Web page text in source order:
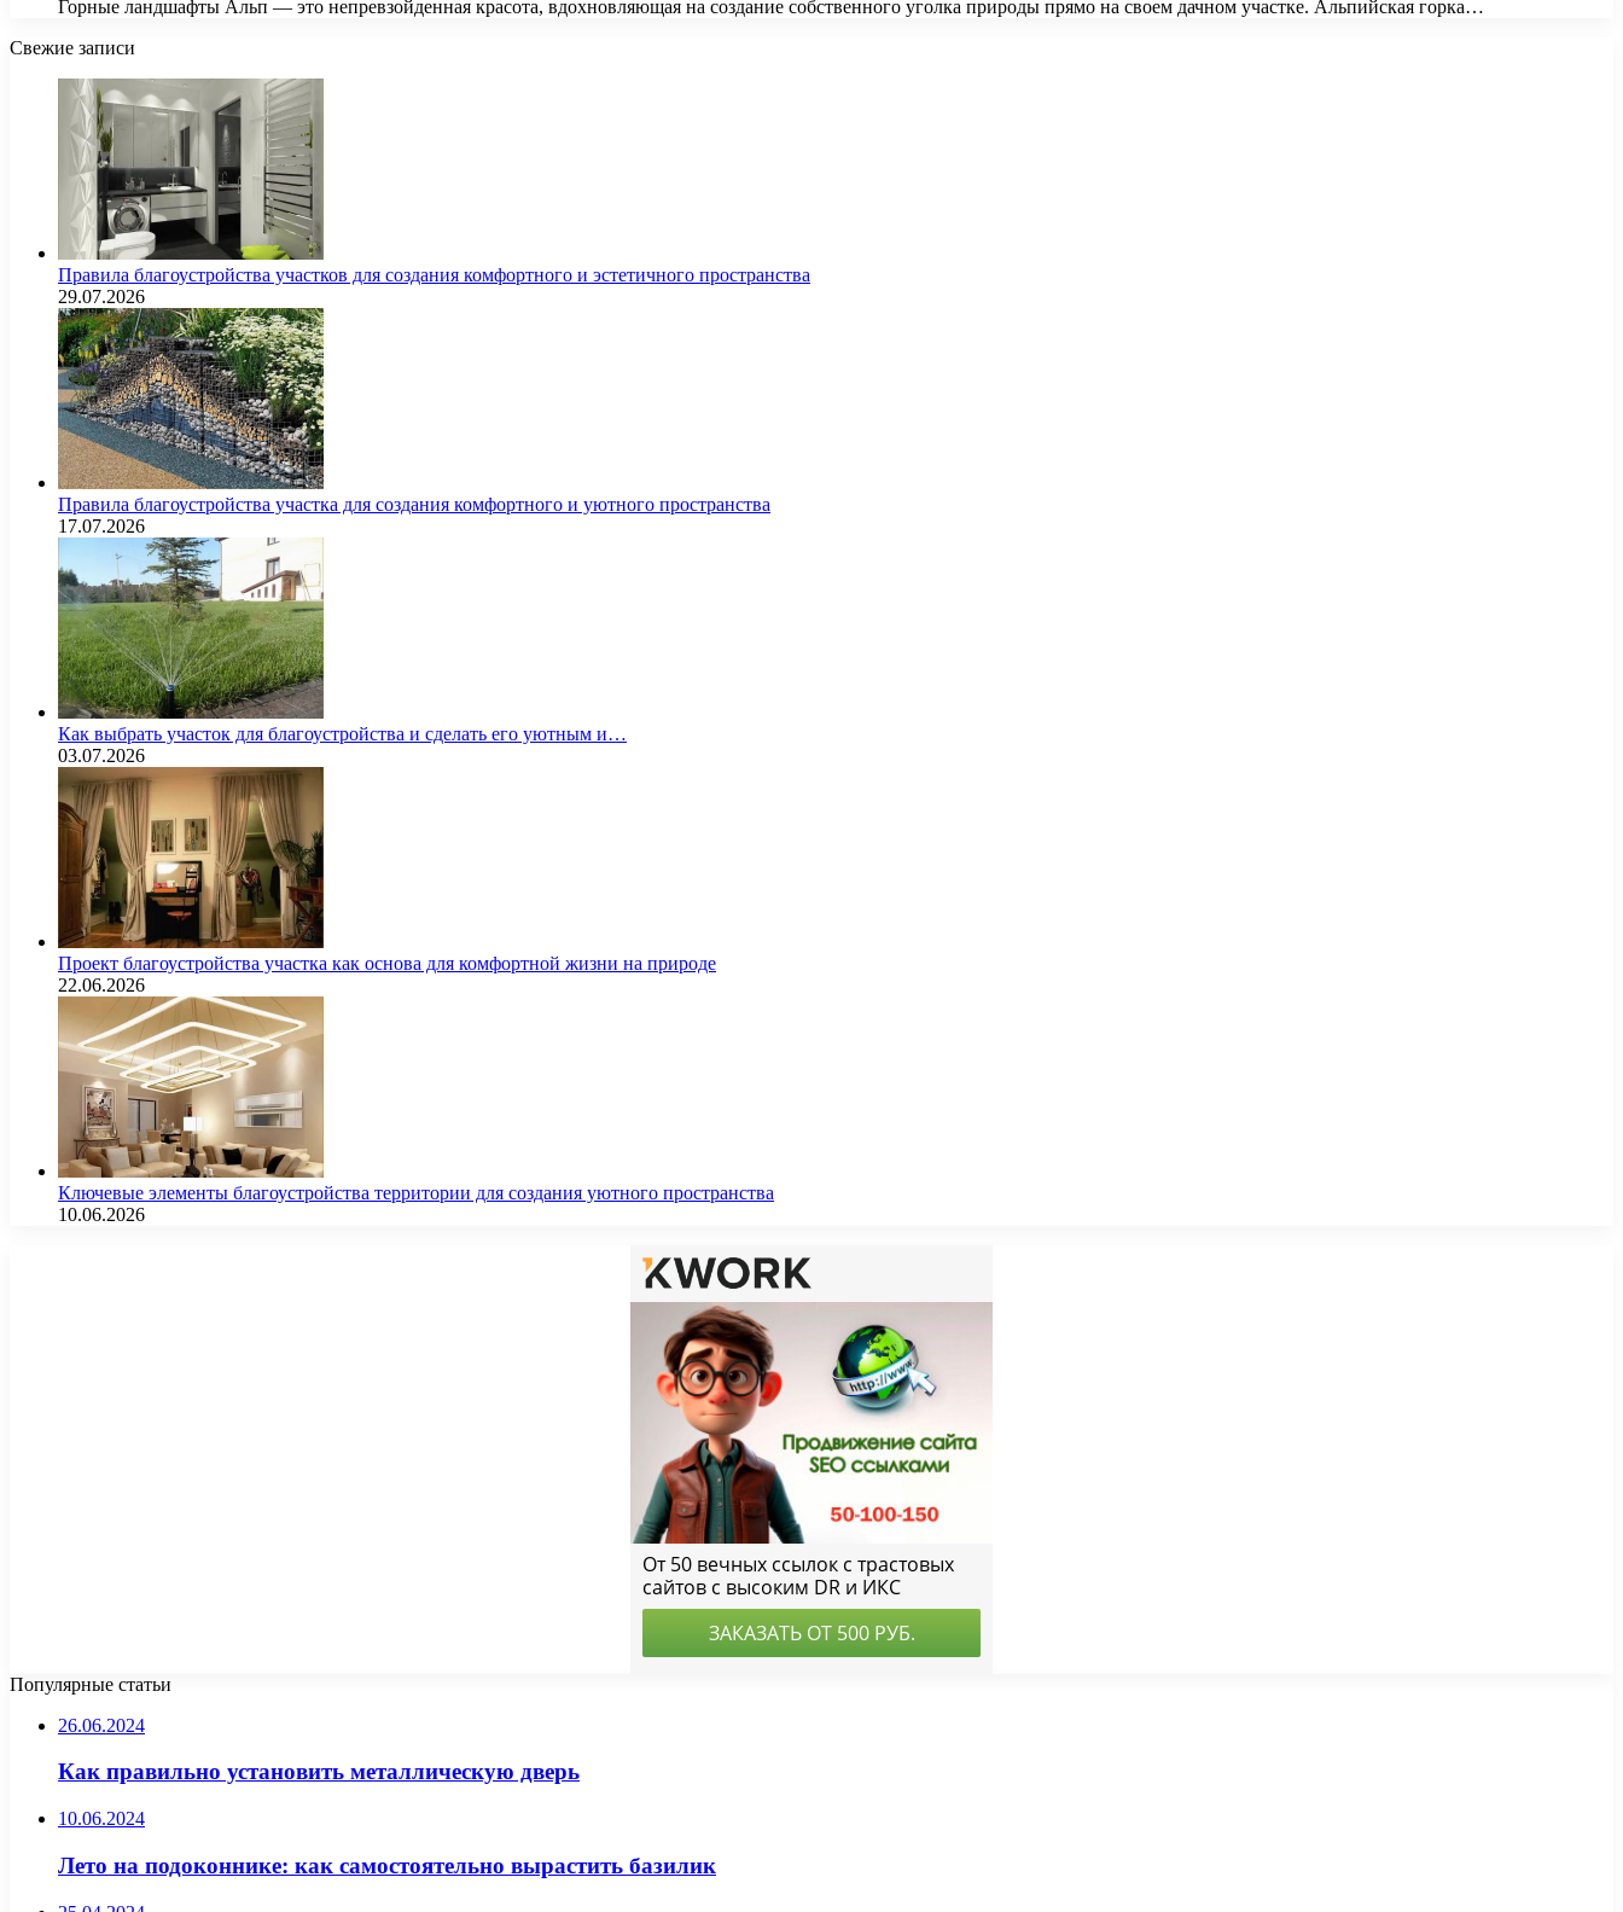
Горные ландшафты Альп — это непревзойденная красота, вдохновляющая на создание собственного уголка природы прямо на своем дачном участке. Альпийская горка…
Свежие записи
Правила благоустройства участков для создания комфортного и эстетичного пространства
29.07.2026
Правила благоустройства участка для создания комфортного и уютного пространства
17.07.2026
Как выбрать участок для благоустройства и сделать его уютным и…
03.07.2026
Проект благоустройства участка как основа для комфортной жизни на природе
22.06.2026
Ключевые элементы благоустройства территории для создания уютного пространства
10.06.2026
Популярные статьи
26.06.2024
Как правильно установить металлическую дверь
10.06.2024
Лето на подоконнике: как самостоятельно вырастить базилик